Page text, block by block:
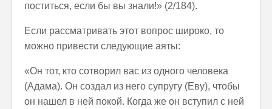
поститься, если бы вы знали!» (2/184).
Если рассматривать этот вопрос широко, то
можно привести следующие аяты:
«Он тот, кто сотворил вас из одного человека
(Адама). Он создал из него супругу (Еву), чтобы
он нашел в ней покой. Когда же он вступил с ней